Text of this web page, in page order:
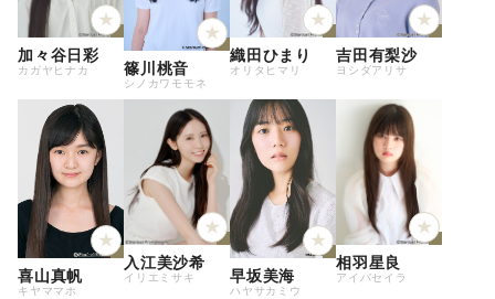
加々谷日彩
カガヤヒナカ 篠川桃音
シノカワモモネ
織田ひまり
オリタヒマリ
吉田有梨沙
ヨシダアリサ
喜山真帆
キヤママホ
入江美沙希
イリエミサキ 早坂美海
ハヤサカミウ
相羽星良
アイバセイラ